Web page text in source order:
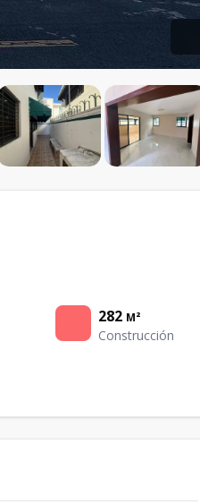
282 M²
Construcción